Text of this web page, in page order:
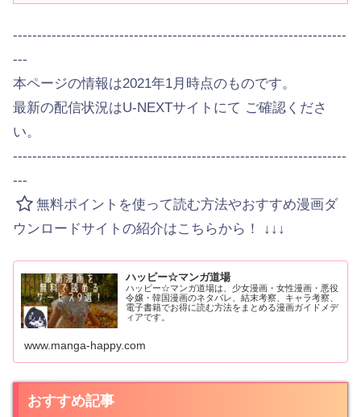
---------------------------------------------------------------------
---
本ページの情報は2021年1月時点のものです。
最新の配信状況はU-NEXTサイトにて ご確認くださ
い。
---------------------------------------------------------------------
---
無料ポイントを使って読む方法やおすすめ漫画ダ
ウンロードサイトの紹介はこちらから！ ↓↓↓
ハッピー☆マンガ道場
ハッピー☆マンガ道場は、少女漫画・女性漫画・悪役
令嬢・韓国漫画のネタバレ、結末考察、キャラ考察、
電子書籍でお得に読む方法をまとめる漫画ガイドメデ
ィアです。
www.manga-happy.com
おすすめ記事